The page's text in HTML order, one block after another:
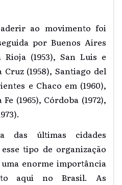
ao movimento foi
por Buenos Aires
Rioja (1953), San Luis e
Cruz (1958), Santiago del
e Chaco em (1960),
(1965), Córdoba (1972),
das últimas cidades
tipo de organização
enorme importância
aqui no Brasil. As